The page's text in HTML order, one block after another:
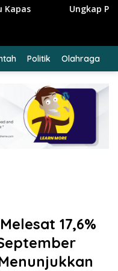
Sabu 39,84 Gram,
Politik Olahraga
17,6%